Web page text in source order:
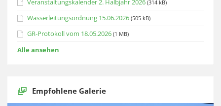
Veranstaltungskalender 2. Halbjahr 2026 (314 kB)
Wasserleitungsordnung 15.06.2026 (505 kB)
GR-Protokoll vom 18.05.2026 (1 MB)
Alle ansehen
Empfohlene Galerie